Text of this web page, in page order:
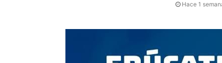
Hace 1